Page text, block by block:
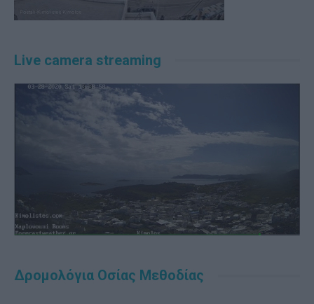
Live camera streaming
Δρομολόγια Οσίας Μεθοδίας